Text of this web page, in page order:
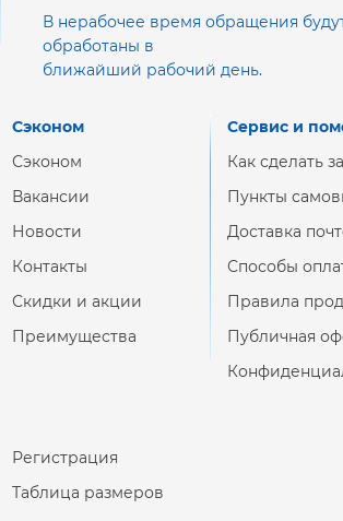
В нерабочее время обращения
обработаны в
ближайший рабочий день.
Сэконом
Сэконом
Вакансии
Новости
Контакты
Скидки и акции
Преимущества
Сервис и
Как сделать
Пункты
Доставка
Способы
Правила
Публичная
Регистрация
Таблица размеров